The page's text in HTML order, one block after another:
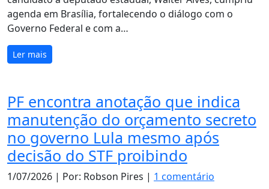
agenda em Brasília, fortalecendo o diálogo com o
Governo Federal e com a…
Ler mais
PF encontra anotação que indica
manutenção do orçamento secreto
no governo Lula mesmo após
decisão do STF proibindo
1/07/2026 | Por: Robson Pires | 1 comentário